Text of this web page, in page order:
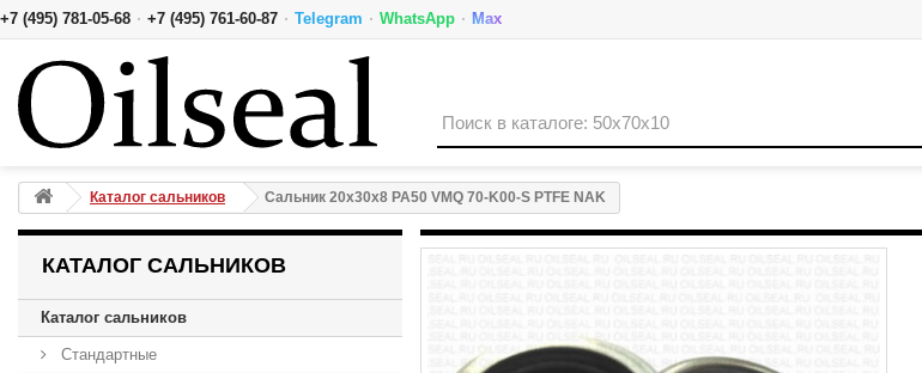
+7 (495) 781-05-68 · +7 (495) 761-60-87 · Telegram · WhatsApp · Max
Каталог сальников Сальник 20x30x8 PA50 VMQ 70-K00-S PTFE NAK
КАТАЛОГ САЛЬНИКОВ
Каталог сальников
Стандартные
Сальник 20x30x8 PA50 VMQ 70-K00-S PTFE NAK